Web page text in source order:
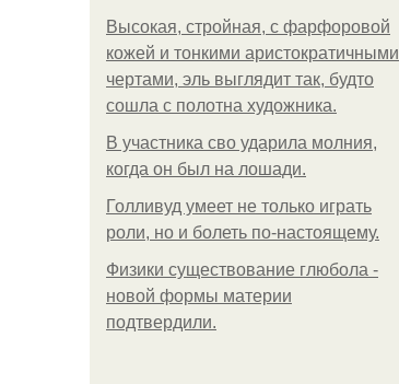
Высокая, стройная, с фарфоровой
кожей и тонкими аристократичными
чертами, эль выглядит так, будто
сошла с полотна художника.
В участника сво ударила молния,
когда он был на лошади.
Голливуд умеет не только играть
роли, но и болеть по-настоящему.
Физики существование глюбола -
новой формы материи
подтвердили.